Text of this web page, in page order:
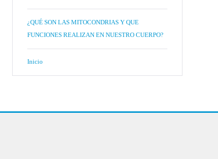
¿QUÉ SON LAS MITOCONDRIAS Y QUE
FUNCIONES REALIZAN EN NUESTRO CUERPO?
Inicio